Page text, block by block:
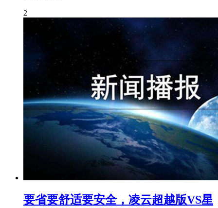
2
要省要舒适要安全，凌云超越版VS星